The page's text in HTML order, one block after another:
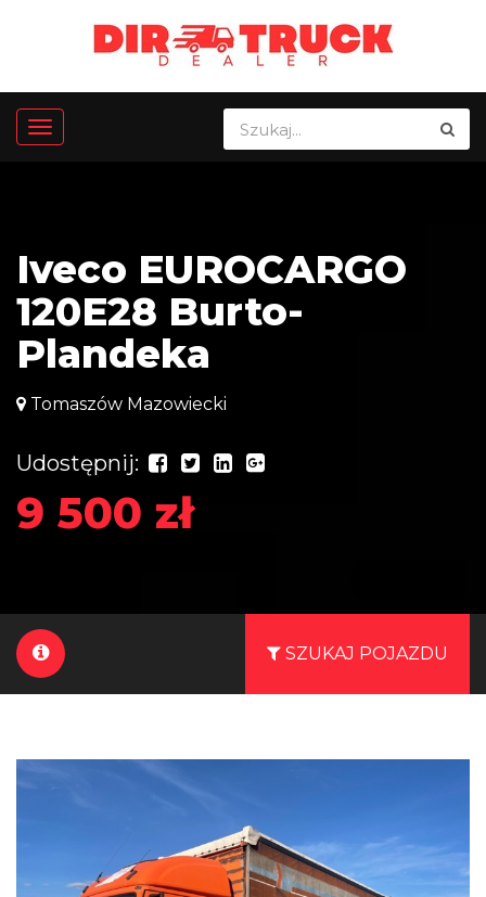
Iveco EUROCARGO
120E28 Burto-
Plandeka
Tomaszów Mazowiecki
Udostępnij:
9 500 zł
SZUKAJ POJAZDU